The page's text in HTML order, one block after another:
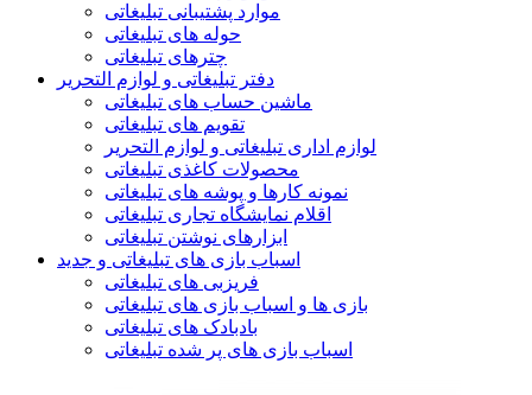
موارد پشتیبانی تبلیغاتی
حوله های تبلیغاتی
چترهای تبلیغاتی
دفتر تبلیغاتی و لوازم التحریر
ماشین حساب های تبلیغاتی
تقویم های تبلیغاتی
لوازم اداری تبلیغاتی و لوازم التحریر
محصولات کاغذی تبلیغاتی
نمونه کارها و پوشه های تبلیغاتی
اقلام نمایشگاه تجاری تبلیغاتی
ابزارهای نوشتن تبلیغاتی
اسباب بازی های تبلیغاتی و جدید
فریزبی های تبلیغاتی
بازی ها و اسباب بازی های تبلیغاتی
بادبادک های تبلیغاتی
اسباب بازی های پر شده تبلیغاتی